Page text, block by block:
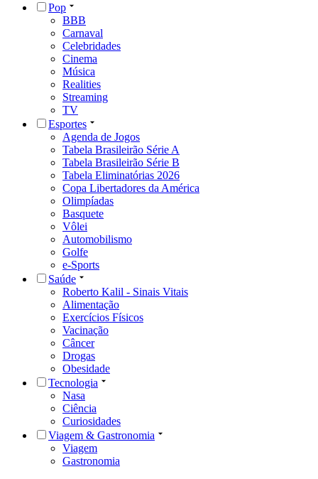
Pop
BBB
Carnaval
Celebridades
Cinema
Música
Realities
Streaming
TV
Esportes
Agenda de Jogos
Tabela Brasileirão Série A
Tabela Brasileirão Série B
Tabela Eliminatórias 2026
Copa Libertadores da América
Olimpíadas
Basquete
Vôlei
Automobilismo
Golfe
e-Sports
Saúde
Roberto Kalil - Sinais Vitais
Alimentação
Exercícios Físicos
Vacinação
Câncer
Drogas
Obesidade
Tecnologia
Nasa
Ciência
Curiosidades
Viagem & Gastronomia
Viagem
Gastronomia